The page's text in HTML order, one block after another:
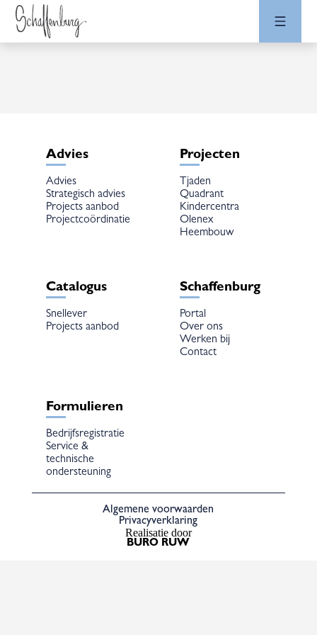
Advies
Advies
Strategisch advies
Projects aanbod
Projectcoördinatie
Projecten
Tjaden
Quadrant
Kindercentra
Olenex
Heembouw
Catalogus
Snellever
Projects aanbod
Schaffenburg
Portal
Over ons
Werken bij
Contact
Formulieren
Bedrijfsregistratie
Service &
technische
ondersteuning
Algemene voorwaarden
Privacyverklaring
Realisatie door
BURO RUW